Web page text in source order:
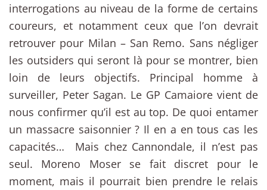
interrogations au niveau de la forme de certains
coureurs, et notamment ceux que l’on devrait
retrouver pour Milan – San Remo. Sans négliger
les outsiders qui seront là pour se montrer, bien
loin de leurs objectifs. Principal homme à
surveiller, Peter Sagan. Le GP Camaiore vient de
nous confirmer qu’il est au top. De quoi entamer
un massacre saisonnier ? Il en a en tous cas les
capacités… Mais chez Cannondale, il n’est pas
seul. Moreno Moser se fait discret pour le
moment, mais il pourrait bien prendre le relais